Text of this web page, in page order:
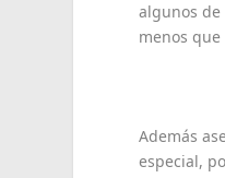
algunos de
menos que
Además
especial,